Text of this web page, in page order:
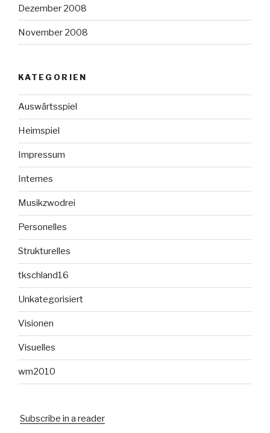
Dezember 2008
November 2008
KATEGORIEN
Auswärtsspiel
Heimspiel
Impressum
Internes
Musikzwodrei
Personelles
Strukturelles
tkschland16
Unkategorisiert
Visionen
Visuelles
wm2010
Subscribe in a reader